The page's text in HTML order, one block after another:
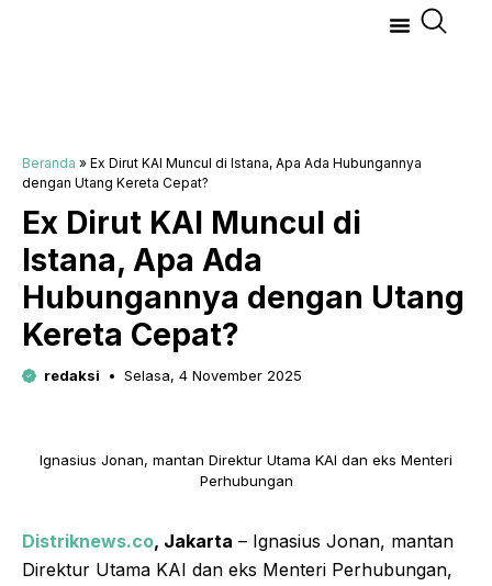
Beranda » Ex Dirut KAI Muncul di Istana, Apa Ada Hubungannya
dengan Utang Kereta Cepat?
Ex Dirut KAI Muncul di
Istana, Apa Ada
Hubungannya dengan Utang
Kereta Cepat?
redaksi Selasa, 4 November 2025
Ignasius Jonan, mantan Direktur Utama KAI dan eks Menteri
Perhubungan
Distriknews.co, Jakarta – Ignasius Jonan, mantan
Direktur Utama KAI dan eks Menteri Perhubungan,